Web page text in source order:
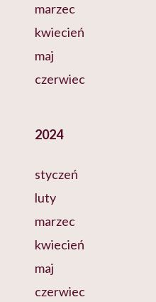
marzec
kwiecień
maj
czerwiec
2024
styczeń
luty
marzec
kwiecień
maj
czerwiec